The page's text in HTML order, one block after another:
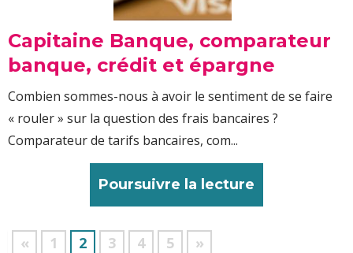
Capitaine Banque, comparateur
banque, crédit et épargne
Combien sommes-nous à avoir le sentiment de se faire
« rouler » sur la question des frais bancaires ?
Comparateur de tarifs bancaires, com...
Poursuivre la lecture
« 1 2 3 4 5 »